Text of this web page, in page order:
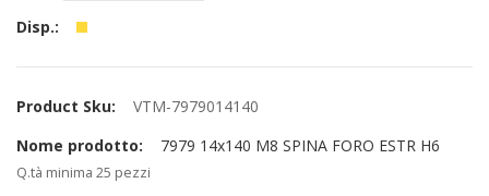
VTM-7979014140
7979 14x140 M8 SPINA FORO ESTR H6
Q.tà minima 25 pezzi